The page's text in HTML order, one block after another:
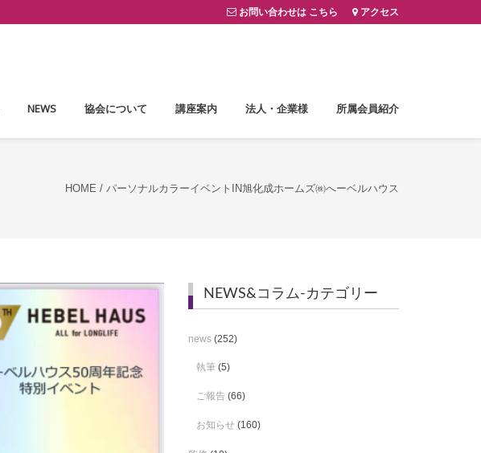
お問い合わせは こちら アクセス
NEWS 協会について 講座案内 法人・企業様 所属会員紹介
HOME / パーソナルカラーイベントIN旭化成ホームズ㈱へーベルハウス
NEWS&コラム-カテゴリー
news(252)
執筆(5)
ご報告(66)
お知らせ (160)